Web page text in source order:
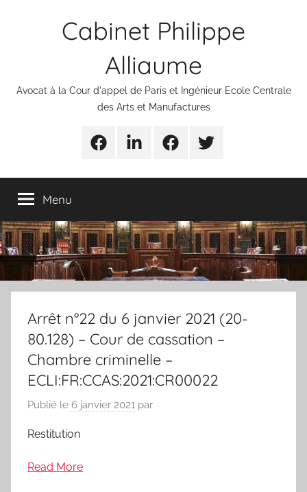
Cabinet Philippe
Alliaume
Avocat à la Cour d'appel de Paris et Ingénieur Ecole Centrale
des Arts et Manufactures
UrgencesLinkedinFacebookTwitter
Menu
Arrêt n°22 du 6 janvier 2021 (20-
80.128) – Cour de cassation –
Chambre criminelle –
ECLI:FR:CCAS:2021:CR00022
Publié le 6 janvier 2021 par
Restitution
Read More